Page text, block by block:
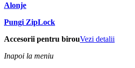
Alonje
Pungi ZipLock
Accesorii pentru birouVezi detalii
Inapoi la meniu